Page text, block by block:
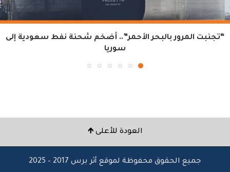
“تجنبت المرور بالبحر الأحمر”.. أضخم شحنة نفط سعودية إلى
سوريا
العودة للأعلى 🡹
جميع الحقوق محفوظة لموقع أثر برس 2017 – 2025